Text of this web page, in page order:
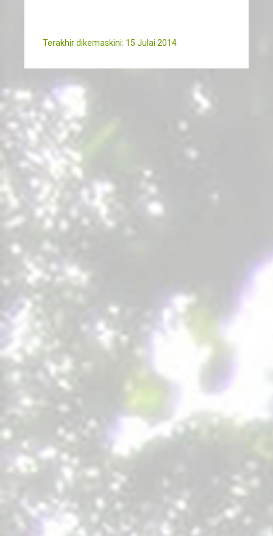
Terakhir dikemaskini: 15 Julai 2014